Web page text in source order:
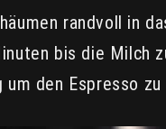
randvoll in
bis die Milch
den Espresso zu